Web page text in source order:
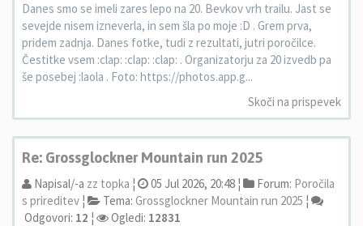
Danes smo se imeli zares lepo na 20. Bevkov vrh trailu. Jast se
sevejde nisem izneverla, in sem šla po moje :D . Grem prva,
pridem zadnja. Danes fotke, tudi z rezultati, jutri poročilce.
Čestitke vsem :clap: :clap: :clap: . Organizatorju za 20 izvedb pa
še posebej :laola . Foto: https://photos.app.g...
Skoči na prispevek
Re: Grossglockner Mountain run 2025
Napisal/-a zz topka ¦ 05 Jul 2026, 20:48 ¦ Forum: Poročila
s prireditev ¦ Tema: Grossglockner Mountain run 2025 ¦
Odgovori: 12 ¦ Ogledi: 12831